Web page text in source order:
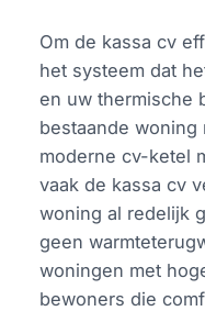
Om de kassa cv
het systeem dat
en uw thermische
bestaande woning
moderne cv-ketel
vaak de kassa cv
woning al redelijk
geen
woningen met
bewoners die